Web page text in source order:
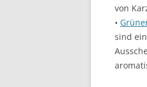
von
•
sind